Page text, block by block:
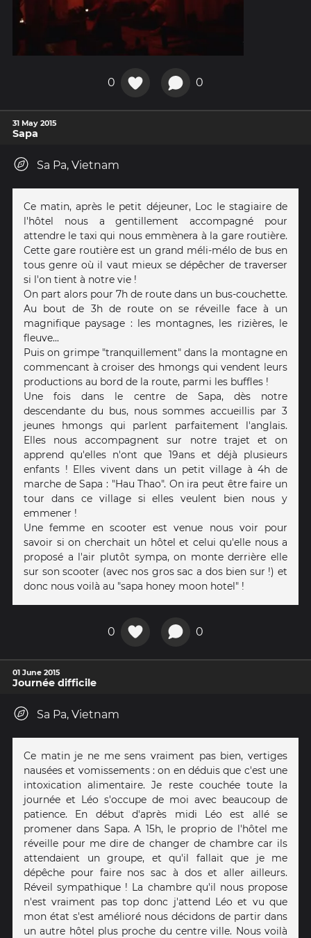
0 0
31 May 2015
Sapa
Sa Pa, Vietnam
Ce matin, après le petit déjeuner, Loc le stagiaire de
l'hôtel nous a gentillement accompagné pour
attendre le taxi qui nous emmènera à la gare routière.
Cette gare routière est un grand méli-mélo de bus en
tous genre où il vaut mieux se dépêcher de traverser
si l'on tient à notre vie !
On part alors pour 7h de route dans un bus-couchette.
Au bout de 3h de route on se réveille face à un
magnifique paysage : les montagnes, les rizières, le
fleuve...
Puis on grimpe "tranquillement" dans la montagne en
commencant à croiser des hmongs qui vendent leurs
productions au bord de la route, parmi les buffles !
Une fois dans le centre de Sapa, dès notre
descendante du bus, nous sommes accueillis par 3
jeunes hmongs qui parlent parfaitement l'anglais.
Elles nous accompagnent sur notre trajet et on
apprend qu'elles n'ont que 19ans et déjà plusieurs
enfants ! Elles vivent dans un petit village à 4h de
marche de Sapa : "Hau Thao". On ira peut être faire un
tour dans ce village si elles veulent bien nous y
emmener !
Une femme en scooter est venue nous voir pour
savoir si on cherchait un hôtel et celui qu'elle nous a
proposé a l'air plutôt sympa, on monte derrière elle
sur son scooter (avec nos gros sac a dos bien sur !) et
donc nous voilà au "sapa honey moon hotel" !
0 0
01 June 2015
Journée difficile
Sa Pa, Vietnam
Ce matin je ne me sens vraiment pas bien, vertiges
nausées et vomissements : on en déduis que c'est une
intoxication alimentaire. Je reste couchée toute la
journée et Léo s'occupe de moi avec beaucoup de
patience. En début d'après midi Léo est allé se
promener dans Sapa. A 15h, le proprio de l'hôtel me
réveille pour me dire de changer de chambre car ils
attendaient un groupe, et qu'il fallait que je me
dépêche pour faire nos sac à dos et aller ailleurs.
Réveil sympathique ! La chambre qu'il nous propose
n'est vraiment pas top donc j'attend Léo et vu que
mon état s'est amélioré nous décidons de partir dans
un autre hôtel plus proche du centre ville. Nous voilà